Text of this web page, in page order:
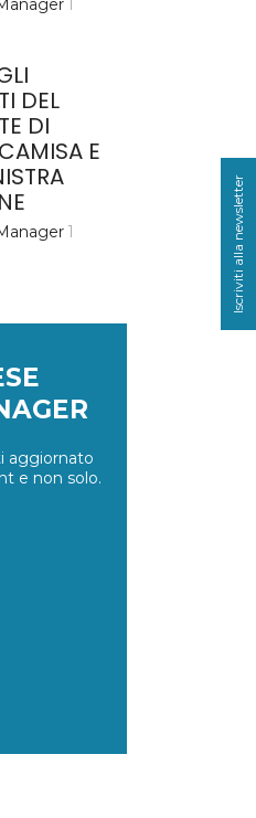
DEL
DI
E
1
aggiornato
e non solo.
Iscriviti alla newsletter